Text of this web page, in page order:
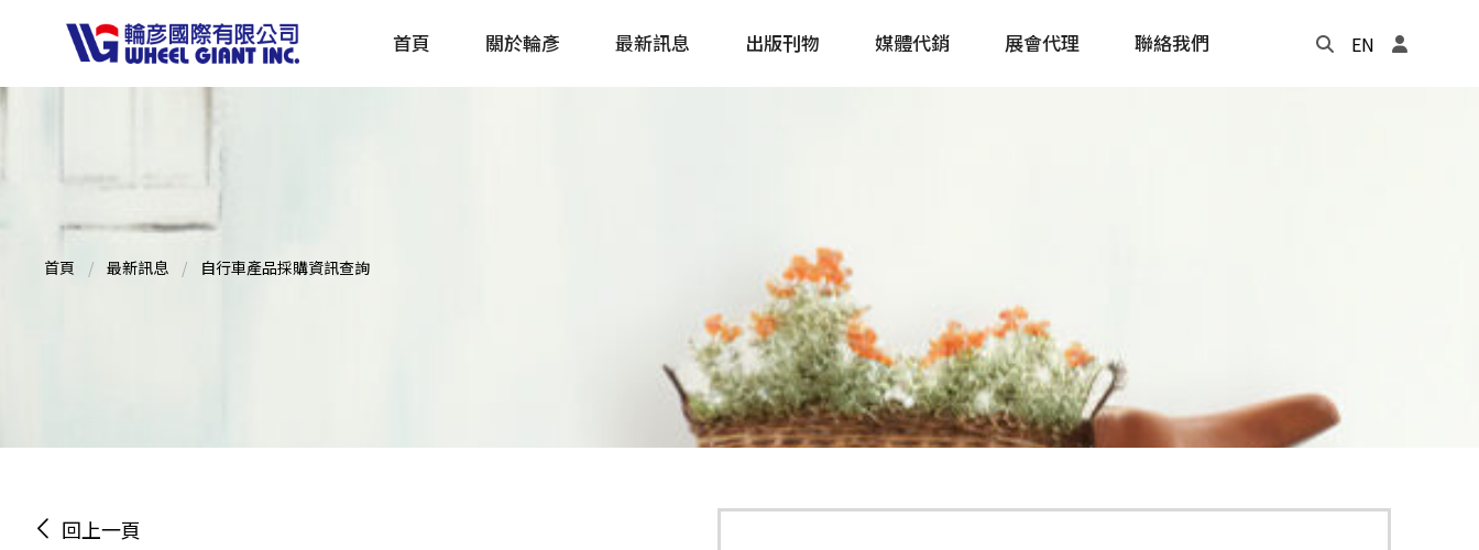
首頁 關於輪彥 最新訊息 出版刊物
戶外探索 Outside
主題書籍
媒體代銷 展會代理 聯絡我們 EN
首頁 最新訊息 自行車產品採購資訊查詢
回上一頁